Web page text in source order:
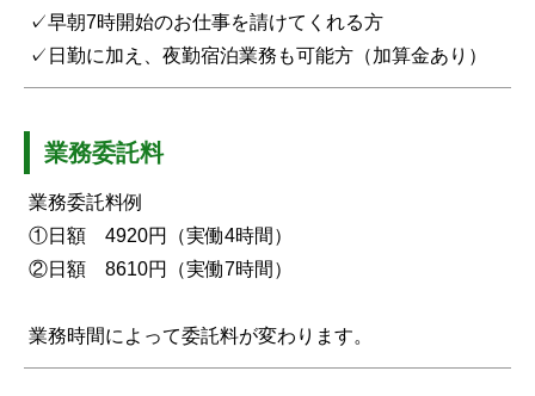
✓早朝7時開始のお仕事を請けてくれる方
✓日勤に加え、夜勤宿泊業務も可能方（加算金あり）
業務委託料
業務委託料例
①日額 4920円（実働4時間）
②日額 8610円（実働7時間）
業務時間によって委託料が変わります。